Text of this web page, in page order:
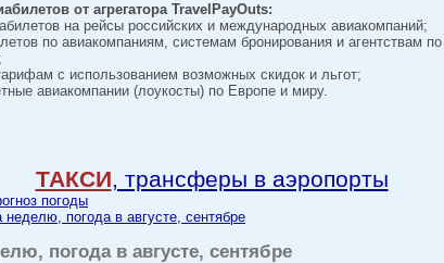
от агрегатора TravelPayOuts:
на рейсы российских и международных авиакомпаний;
по авиакомпаниям, системам бронирования и агентствам
с использованием возможных скидок и льгот;
авиакомпании (лоукосты) по Европе и миру.
ТАКСИ, трансферы в аэропорты
погоды
неделю, погода в августе, сентябре
погода в августе, сентябре